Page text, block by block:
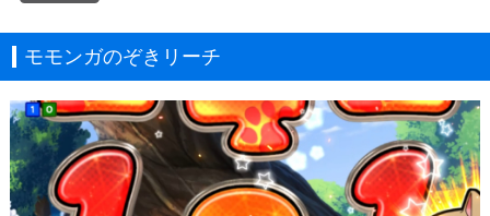
モモンガのぞきリーチ